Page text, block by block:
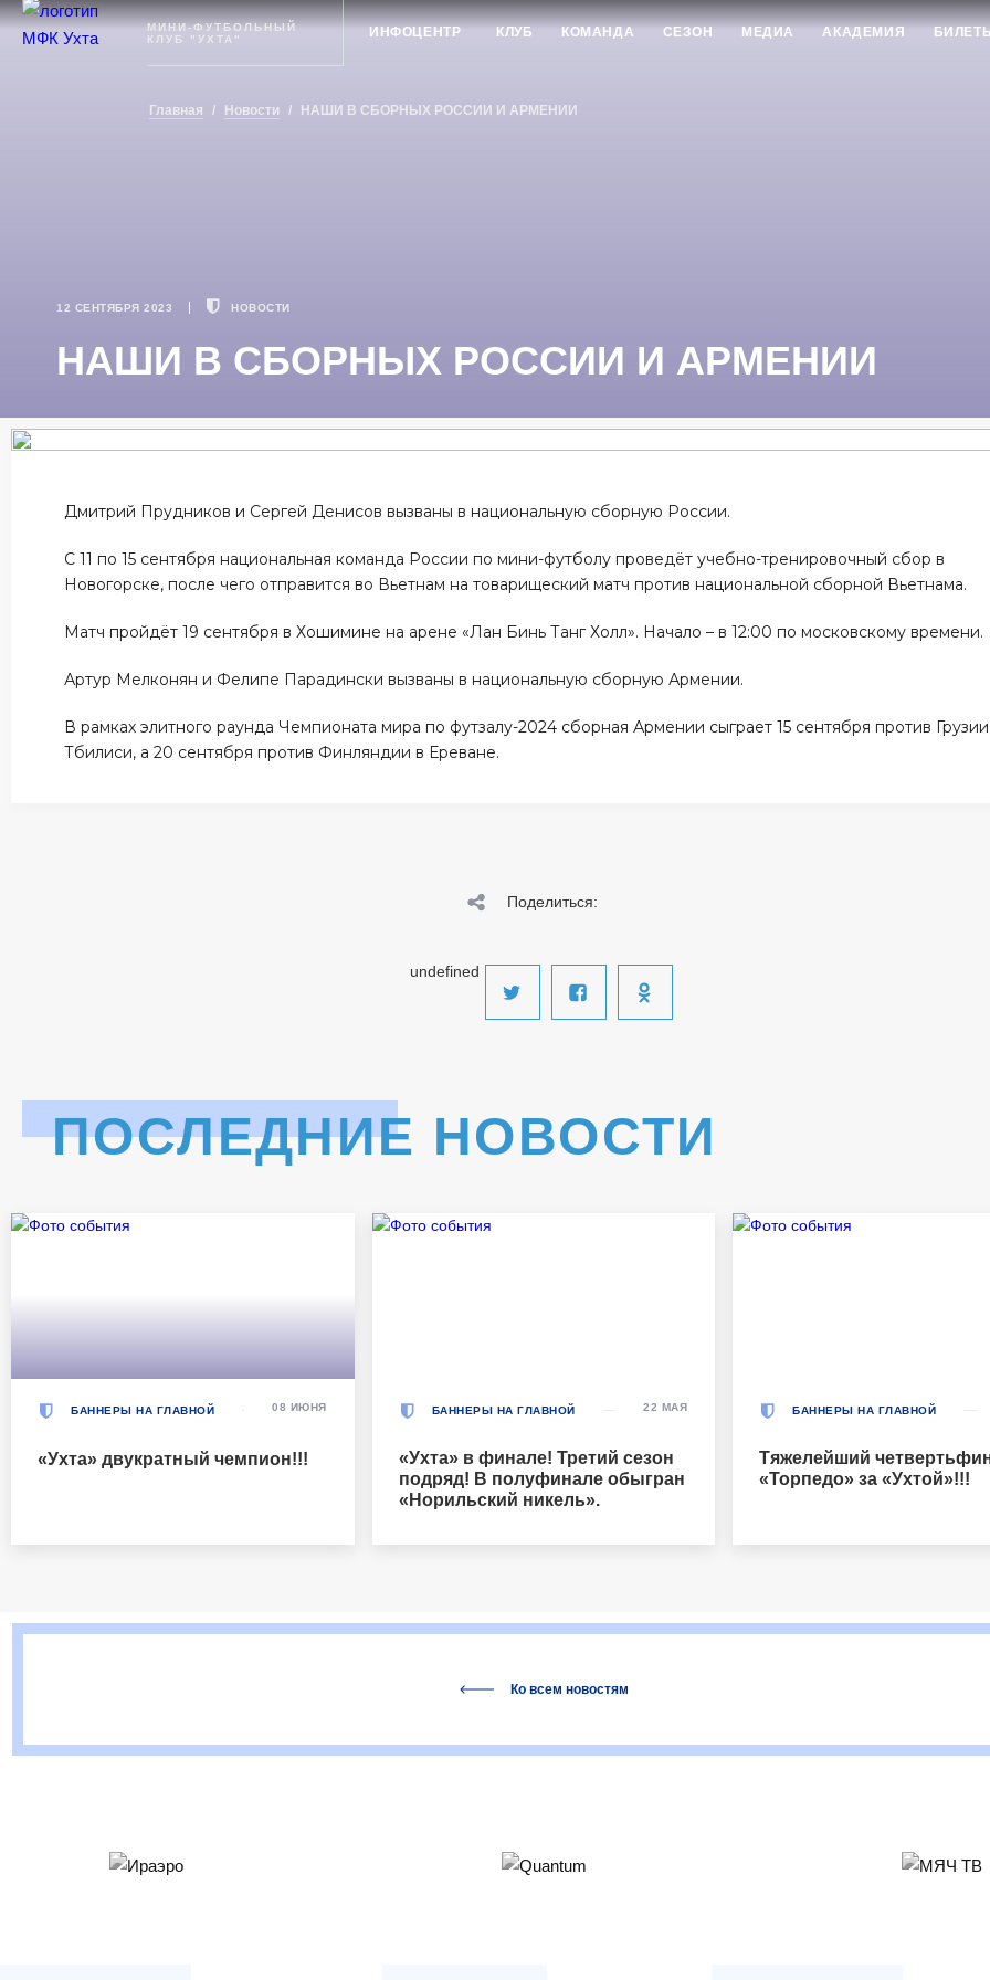
Ухта
МИНИ-ФУТБОЛЬНЫЙ
КЛУБ "УХТА"
ИНФОЦЕНТР КЛУБ КОМАНДА СЕЗОН МЕДИА АКАДЕМИЯ
Главная / Новости / НАШИ В СБОРНЫХ РОССИИ И АРМЕНИИ
12 СЕНТЯБРЯ 2023 НОВОСТИ
НАШИ В СБОРНЫХ РОССИИ И АРМЕНИИ
Дмитрий Прудников и Сергей Денисов вызваны в национальную сборную России.
С 11 по 15 сентября национальная команда России по мини-футболу проведёт учебно-тренировочный сбор в
Новогорске, после чего отправится во Вьетнам на товарищеский матч против национальной сборной Вьетнама.
Матч пройдёт 19 сентября в Хошимине на арене «Лан Бинь Танг Холл». Начало – в 12:00 по московскому времени.
Артур Мелконян и Фелипе Парадински вызваны в национальную сборную Армении.
В рамках элитного раунда Чемпионата мира по футзалу-2024 сборная Армении сыграет 15 сентября против
Тбилиси, а 20 сентября против Финляндии в Ереване.
Поделиться:
undefined
ПОСЛЕДНИЕ НОВОСТИ
БАННЕРЫ НА ГЛАВНОЙ
«Ухта» двукратный чемпион!!!
08 ИЮНЯ БАННЕРЫ НА ГЛАВНОЙ
«Ухта» в финале! Третий сезон
подряд! В полуфинале обыгран
«Норильский никель».
22 МАЯ БАННЕРЫ НА ГЛАВНОЙ
Тяжелейший
«Торпедо» за «Ухтой»!!!
Ко всем новостям